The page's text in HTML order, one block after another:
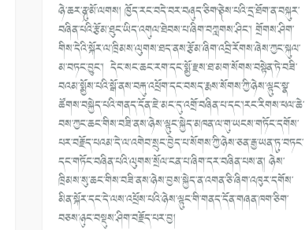
ཉེ་ཆར་༼ནུ་མོ་ལགས། ཁྱོད་རང་བདེ་བར་བཞུད་ཅིག་༽ཅེས་པའི་དྲ་ཐོག་ན་བསྐུར་
བཞིན་པའི་རྩོམ་ཐུང་ཡིད་འགུལ་ཐེབས་པ་ཞིག་བཀླགས་ཤིང་། གྲོགས་ཤིག་
གིས་དེའི་སྐོར་ལ་ཁྲིམས་ལུགས་ཐད་ནས་རྩོམ་ཞིག་འབྲི་རོགས་ཞེས་ཀྱང་སྐུལ་
མ་བཏང་བྱུང་། དེང་སང་ཆང་རག་དང་སྨྱོ་རྫས་ཐ་མག་སོགས་བསྟེན་ཏེ་བཟི་
བའམ་སྨྱོས་པའི་སྒོ་ནས་བརྐུ་འཕྲོག་དང་བསད་རྨས་སོགས་ཀྱི་ཉེས་ལྟུང་སྣ་
ཚོགས་བསྐྱེད་པའི་གནད་དོན་ཇེ་མང་དུ་འགྲོ་བཞིན་པ་དང་།རང་རིགས་ཕལ་ཆེ་
བས་ཀྱང་ཆང་གིས་བཟི་ནས་ཉེས་ལྟུང་སྐྱེད་མཁན་ལ་གུ་ཡངས་གཏོང་དགོས་
པར་བརྗོད་པའམ་དེ་ལ་འགེབ་སྲུང་བྱེད་པ་སོགས་ཀྱི་ཉེས་ཅན་རྒྱ་ཡན་ཏུ་བཏང་
དང་གཏོང་བཞིན་པའི་ལུགས་སྲོལ་ངན་པ་ཞིག་དར་བཞིན་པས་ན། ཉེས་
ཁྲིམས་སུ་ཆང་གིས་བཟི་ནས་ཉེས་བྱས་སྐྱེད་ན་འགན་ཅི་ཞིག་འཁུར་དགོས་
མིན་སྐོར་དང་དེ་ལས་འཕྲོས་པའི་ཉེས་ལྟུང་གི་གནད་དོན་གཞན་ཁག་ཅིག་
བཅས་ཉུང་བསྡུས་ཤིག་བརྗོད་པར་བྱ།